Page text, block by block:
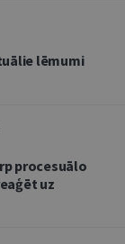
lēmumi
procesuālo
uz